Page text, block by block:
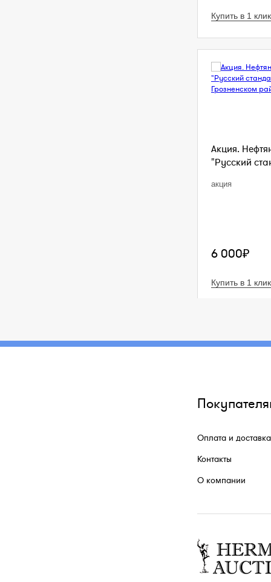
Купить в 1 клик
Акция.
"Русский
акция
6 000₽
Купить в 1 клик
Оплата и доставка
Контакты
О компании